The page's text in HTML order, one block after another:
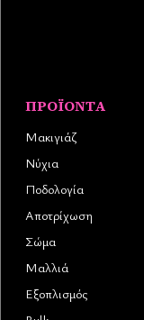
ΠΡΟΪΌΝΤΑ
Μακιγιάζ
Νύχια
Ποδολογία
Αποτρίχωση
Σώμα
Μαλλιά
Εξοπλισμός